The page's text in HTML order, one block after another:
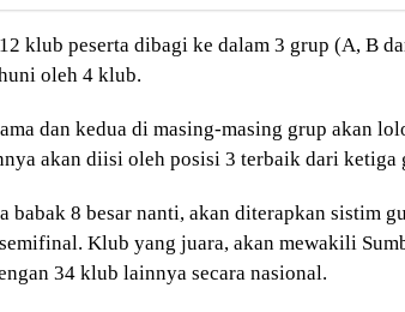
klub peserta dibagi ke dalam 3 grup (A, B
oleh 4 klub.
dan kedua di masing-masing grup akan
akan diisi oleh posisi 3 terbaik dari ketiga
babak 8 besar nanti, akan diterapkan sistim
Klub yang juara, akan mewakili
34 klub lainnya secara nasional.